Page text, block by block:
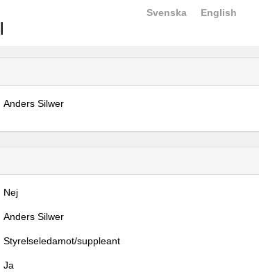
Svenska English
Anders Silwer
Nej
Anders Silwer
Styrelseledamot/suppleant
Ja